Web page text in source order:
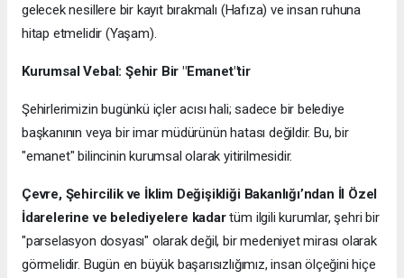
gelecek nesillere bir kayıt bırakmalı (Hafıza) ve insan ruhuna
hitap etmelidir (Yaşam).
Kurumsal Vebal: Şehir Bir "Emanet"tir
Şehirlerimizin bugünkü içler acısı hali; sadece bir belediye
başkanının veya bir imar müdürünün hatası değildir. Bu, bir
"emanet" bilincinin kurumsal olarak yitirilmesidir.
Çevre, Şehircilik ve İklim Değişikliği Bakanlığı’ndan İl Özel
İdarelerine ve belediyelere kadartüm ilgili kurumlar, şehri bir
"parselasyon dosyası" olarak değil, bir medeniyet mirası olarak
görmelidir. Bugün en büyük başarısızlığımız, insan ölçeğini hiçe